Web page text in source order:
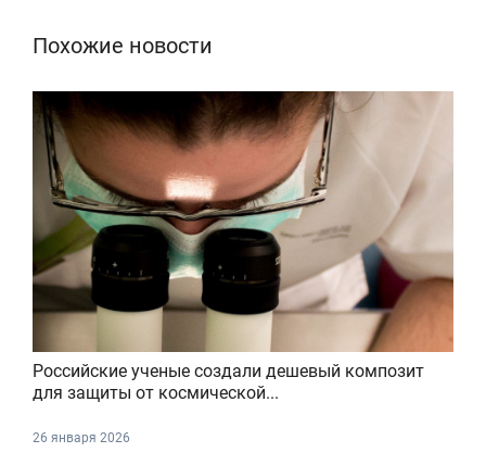
Похожие новости
Российские ученые создали дешевый композит
для защиты от космической...
26 января 2026